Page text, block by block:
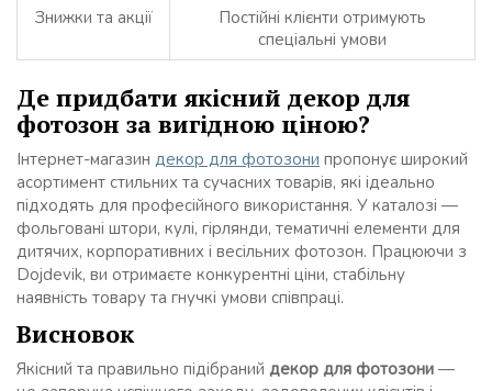
Знижки та акції
Постійні клієнти отримують
спеціальні умови
Де придбати якісний декор для
фотозон за вигідною ціною?
Інтернет-магазин декор для фотозони пропонує широкий
асортимент стильних та сучасних товарів, які ідеально
підходять для професійного використання. У каталозі —
фольговані штори, кулі, гірлянди, тематичні елементи для
дитячих, корпоративних і весільних фотозон. Працюючи з
Dojdevik, ви отримаєте конкурентні ціни, стабільну
наявність товару та гнучкі умови співпраці.
Висновок
Якісний та правильно підібраний декор для фотозони —